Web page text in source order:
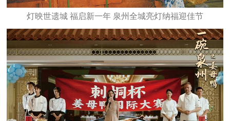
灯映世遗城 福启新一年 泉州全城亮灯纳福迎佳节